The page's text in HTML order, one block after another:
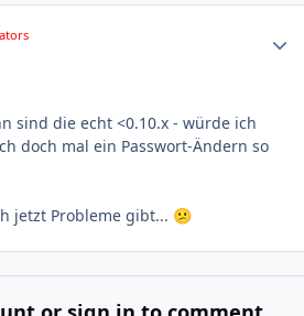
sind die echt <0.10.x - würde ich
doch mal ein Passwort-Ändern so
jetzt Probleme gibt... 😕